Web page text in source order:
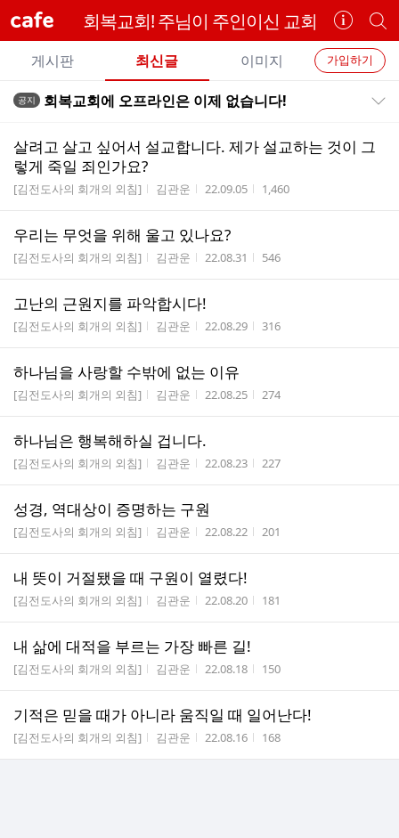
cafe 회복교회! 주님이 주인이신 교회
카
페
정
보
개
별
카
페
검
카
페
메
뉴
가입하기
게시판 최신글 이미지
전
글
공지 회복교회에 오프라인은 이제 없습니다!
살려고 살고 싶어서 설교합니다. 제가 설교하는 것이 그
렇게 죽일 죄인가요?
게시판명
[김전도사의 회개의 외침] 작성자
김관운 작성시간
22.09.05 조회수
1,460
우리는 무엇을 위해 울고 있나요?
게시판명
[김전도사의 회개의 외침] 작성자
김관운 작성시간
22.08.31 조회수
546
고난의 근원지를 파악합시다!
게시판명
[김전도사의 회개의 외침] 작성자
김관운 작성시간
22.08.29 조회수
316
하나님을 사랑할 수밖에 없는 이유
게시판명
[김전도사의 회개의 외침] 작성자
김관운 작성시간
22.08.25 조회수
274
하나님은 행복해하실 겁니다.
게시판명
[김전도사의 회개의 외침] 작성자
김관운 작성시간
22.08.23 조회수
227
성경, 역대상이 증명하는 구원
게시판명
[김전도사의 회개의 외침] 작성자
김관운 작성시간
22.08.22 조회수
201
내 뜻이 거절됐을 때 구원이 열렸다!
게시판명
[김전도사의 회개의 외침] 작성자
김관운 작성시간
22.08.20 조회수
181
내 삶에 대적을 부르는 가장 빠른 길!
게시판명
[김전도사의 회개의 외침] 작성자
김관운 작성시간
22.08.18 조회수
150
기적은 믿을 때가 아니라 움직일 때 일어난다!
게시판명
[김전도사의 회개의 외침] 작성자
김관운 작성시간
22.08.16 조회수
168